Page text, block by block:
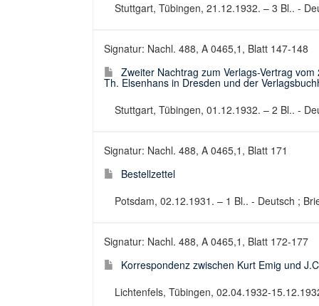
Stuttgart, Tübingen, 21.12.1932. – 3 Bl.. -
Signatur: Nachl. 488, A 0465,1, Blatt 147-148
Zweiter Nachtrag zum Verlags-Vertrag
Th. Elsenhans in Dresden und der
Stuttgart, Tübingen, 01.12.1932. – 2 Bl.. -
Signatur: Nachl. 488, A 0465,1, Blatt 171
Bestellzettel
Potsdam, 02.12.1931. – 1 Bl.. - Deutsch ;
Signatur: Nachl. 488, A 0465,1, Blatt 172-177
Korrespondenz zwischen Kurt Emig und
Lichtenfels, Tübingen, 02.04.1932-